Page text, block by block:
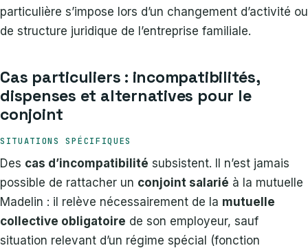
particulière s’impose lors d’un changement d’activité ou
de structure juridique de l’entreprise familiale.
Cas particuliers : incompatibilités,
dispenses et alternatives pour le
conjoint
SITUATIONS SPÉCIFIQUES
Des cas d’incompatibilité subsistent. Il n’est jamais
possible de rattacher un conjoint salarié à la mutuelle
Madelin : il relève nécessairement de la mutuelle
collective obligatoire de son employeur, sauf
situation relevant d’un régime spécial (fonction